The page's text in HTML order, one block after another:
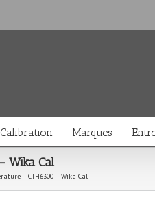
Calibration Marques
Wika Cal
– CTH6300 – Wika Cal